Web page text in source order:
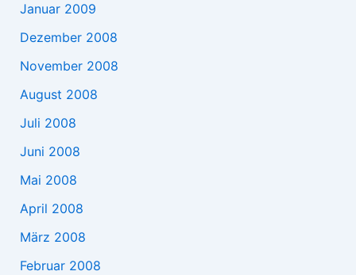
Januar 2009
Dezember 2008
November 2008
August 2008
Juli 2008
Juni 2008
Mai 2008
April 2008
März 2008
Februar 2008